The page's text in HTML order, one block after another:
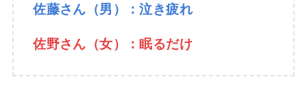
佐藤さん（男）：泣き疲れ
佐野さん（女）：眠るだけ